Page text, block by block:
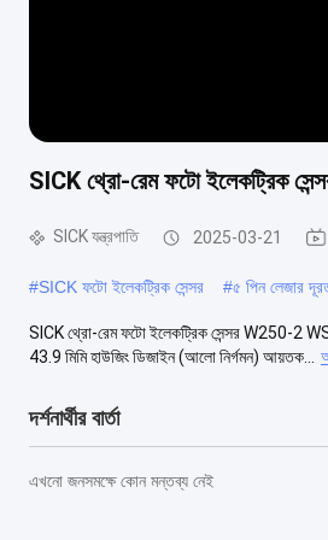
SICK থ্রো-রেম ফটো ইলেকট্রিক
SICK যন্ত্রপাতি 2025-03-21
#SICK ফটো ইলেকট্রিক সেন্সর #৫ পিন লেজার
SICK থ্রো-রেম ফটো ইলেকট্রিক সেন্সর W250-2
43.9 মিমি হাউজিং ডিজাইন (আলো নির্গমন) আয়তক...
দর্শনার্থীর বার্তা
এখনো জনসমক্ষে কোন মন্তব্য নেই